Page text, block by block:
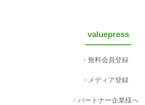
valuepress
無料会員登録
メディア登録
パートナー企業様へ